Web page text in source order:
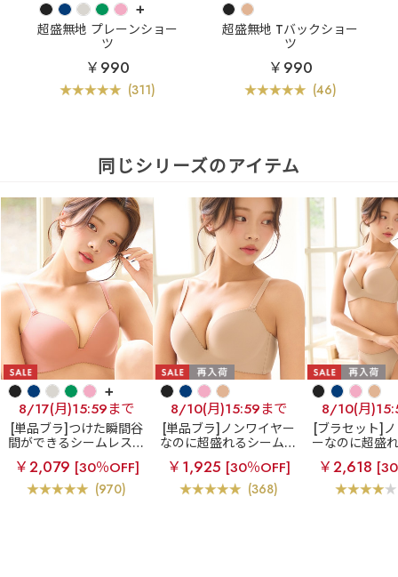
+
超盛無地 プレーンショー
ツ
￥990
(311)
超盛無地 Tバックショー
ツ
￥990
(46)
同じシリーズのアイテム
+
8/17(月)15:59まで
[単品ブラ]つけた瞬間谷
間ができるシームレスブ
ラ
超盛ブラ(R) シーム
レス 単品ブラジャー
￥2,079 [30％OFF]
(970)
8/10(月)15:59まで
[単品ブラ]ノンワイヤー
なのに超盛れるシームレ
スブラ
【WEB限定】ノ
ンワイヤー 超盛ブラ(R)
シームレス 単品ブラジャ
ー
￥1,925 [30％OFF]
(368)
8/10(月
[ブラセット]
ーなのに超盛
レスブラ
【
ノンワイヤー
(R) シームレ
ー&ショ
￥2,618